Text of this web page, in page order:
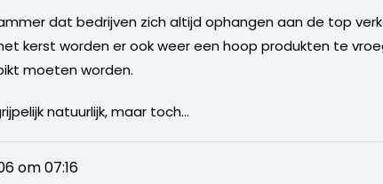
dat bedrijven zich altijd ophangen aan de top
kerst worden er ook weer een hoop produkten te
moeten worden.
natuurlijk, maar toch…
om 07:16